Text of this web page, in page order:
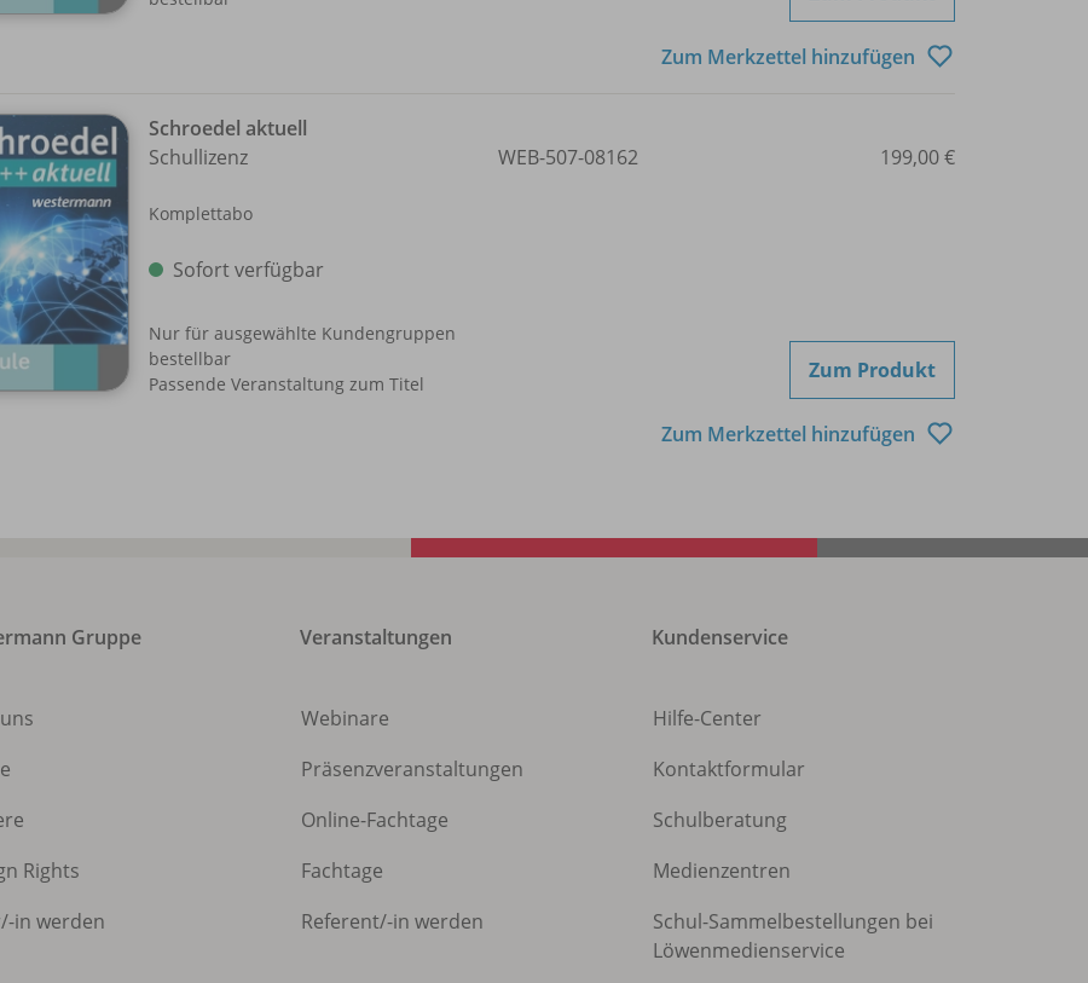
Zum Merkzettel hinzufügen
Schroedel aktuell
Schullizenz
Komplettabo
Sofort verfügbar
Nur für ausgewählte Kundengruppen
bestellbar
Passende Veranstaltung zum Titel
WEB-507-08162 199,00 €
Zum Produkt
Zum Merkzettel hinzufügen
Gruppe
Rights
-in werden
Veranstaltungen
Webinare
Präsenzveranstaltungen
Online-Fachtage
Fachtage
Referent/-in werden
Kundenservice
Hilfe-Center
Kontaktformular
Schulberatung
Medienzentren
Schul-Sammelbestellungen bei
Löwenmedienservice